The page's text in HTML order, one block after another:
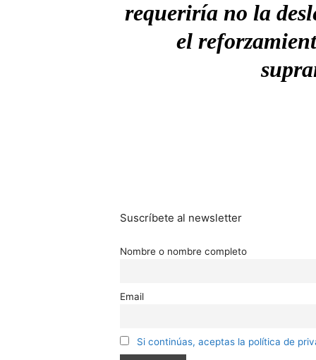
requeriría no la
el
Suscríbete al newsletter
Nombre o nombre completo
Email
Si continúas, aceptas la política de